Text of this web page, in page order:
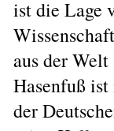
ist die Lage
aus der
Hasenfuß
der